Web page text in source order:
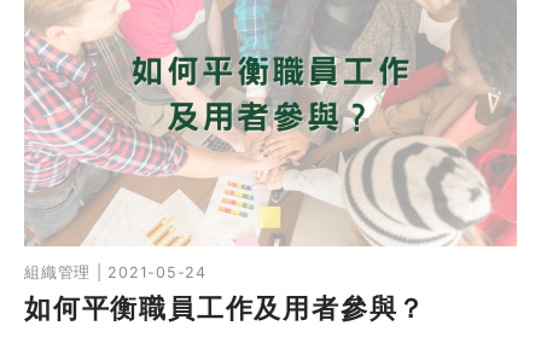
組織管理 | 2021-05-24
如何平衡職員工作及用者參與？